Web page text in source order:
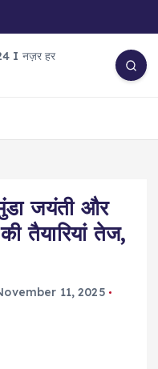
जयंती और
तैयारियां तेज,
11, 2025